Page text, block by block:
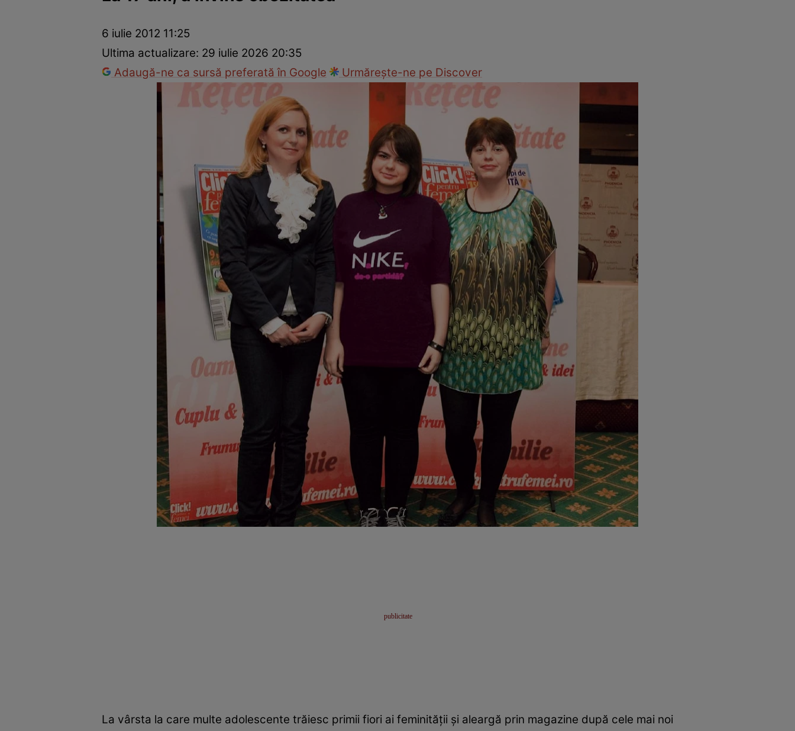
Dezvoltare personalăÎngrijire personală
6 iulie 2012 11:25
Ultima actualizare: 29 iulie 2026 20:35
Adaugă-ne ca sursă preferată în Google
Urmărește-ne pe Discover
La vârsta la care multe adolescente trăiesc primii fiori ai feminităţii şi aleargă prin magazine după cele mai noi